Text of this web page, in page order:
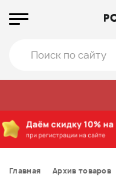
Главная Архив товаров